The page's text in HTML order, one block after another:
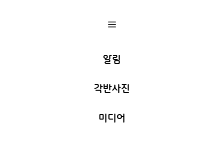
a
알림
각반사진
미디어